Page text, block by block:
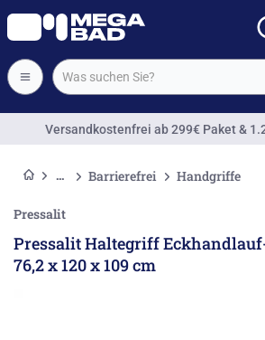
Versandkostenfrei ab 299€ Paket &
Barrierefrei Handgriffe
Pressalit
Pressalit Haltegriff
76,2 x 120 x 109 cm